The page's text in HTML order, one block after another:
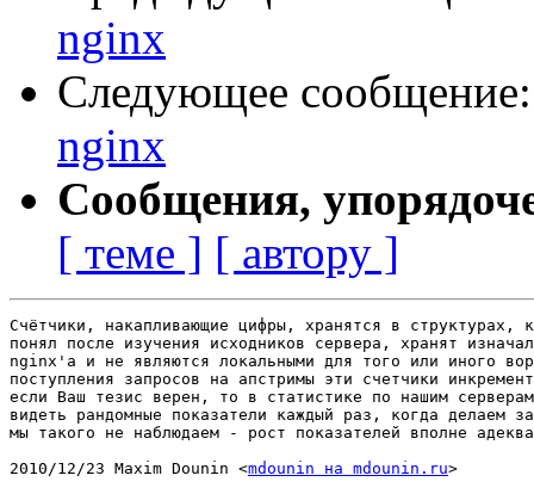
nginx
Следующее
nginx
Сообщения,
[ теме ] [ автору ]
Счётчики, накапливающие цифры, хранятся в структурах,
понял после изучения исходников сервера, хранят
nginx'а и не являются локальными для того или иного
поступления запросов на апстримы эти счетчики
если Ваш тезис верен, то в статистике по нашим
видеть рандомные показатели каждый раз, когда делаем
мы такого не наблюдаем - рост показателей вполне
2010/12/23 Maxim Dounin <mdounin на mdounin.ru>